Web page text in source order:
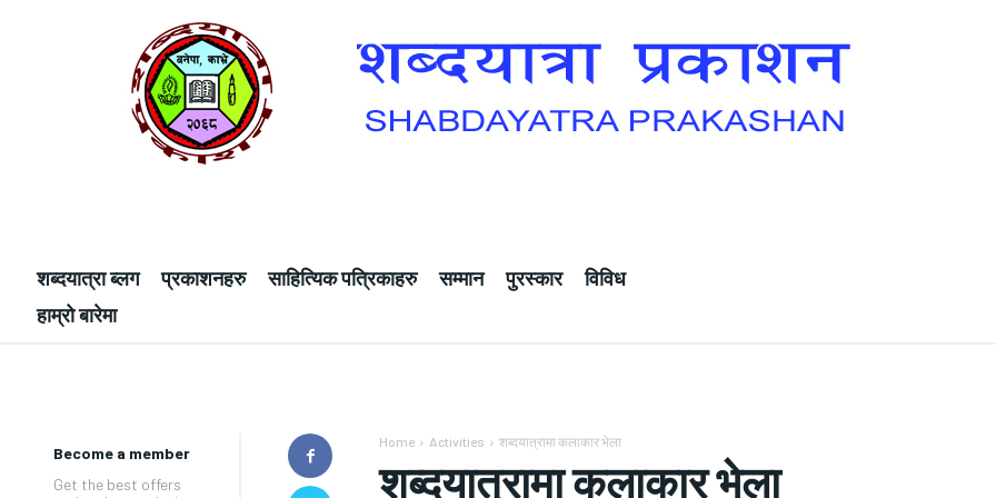
शब्दयात्रा ब्लग प्रकाशनहरु साहित्यिक पत्रिकाहरु सम्मान पुरस्कार
विविध
हाम्रो बारेमा
Become a member
Get the best offers
Home Activities शब्दयात्रामा कलाकार भेला
शब्दयात्रामा कलाकार भेला